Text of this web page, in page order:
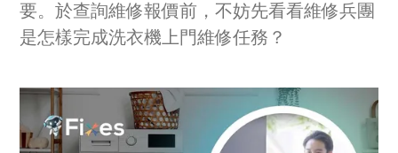
要。於查詢維修報價前，不妨先看看維修兵團
是怎樣完成洗衣機上門維修任務？